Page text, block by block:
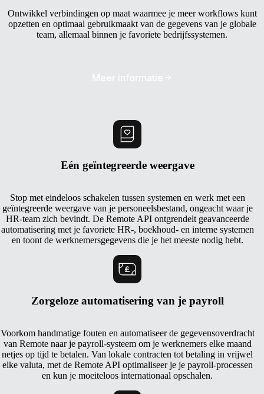
Ontwikkel verbindingen op maat waarmee je meer workflows kunt
opzetten en optimaal gebruikmaakt van de gegevens van je globale
team, allemaal binnen je favoriete bedrijfssystemen.
Meer informatie
Eén geïntegreerde weergave
Stop met eindeloos schakelen tussen systemen en werk met een
geïntegreerde weergave van je personeelsbestand, ongeacht waar je
HR-team zich bevindt. De Remote API ontgrendelt geavanceerde
automatisering met je favoriete HR-, boekhoud- en interne systemen
en toont de werknemersgegevens die je het meeste nodig hebt.
Zorgeloze automatisering van je payroll
Voorkom handmatige fouten en automatiseer de gegevensoverdracht
van Remote naar je payroll-systeem om je werknemers elke maand
netjes op tijd te betalen. Van lokale contracten tot betaling in vrijwel
elke valuta, met de Remote API optimaliseer je je payroll-processen
en kun je moeiteloos internationaal opschalen.